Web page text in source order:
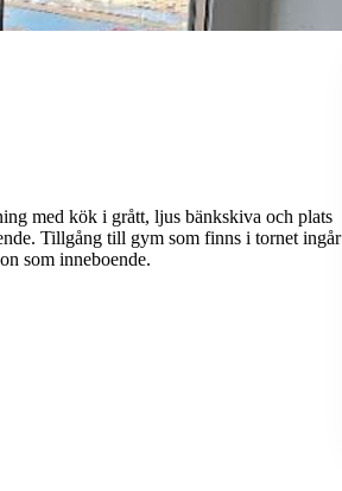
med kök i grått, ljus bänkskiva och plats
Tillgång till gym som finns i tornet ingår